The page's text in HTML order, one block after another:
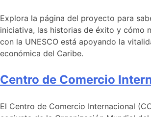
Explora la página del proyecto para
iniciativa, las historias de éxito y cómo
con la UNESCO está apoyando la
económica del Caribe.
Centro de Comercio
El Centro de Comercio Internacional